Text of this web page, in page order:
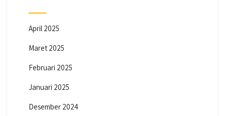
April 2025
Maret 2025
Februari 2025
Januari 2025
Desember 2024